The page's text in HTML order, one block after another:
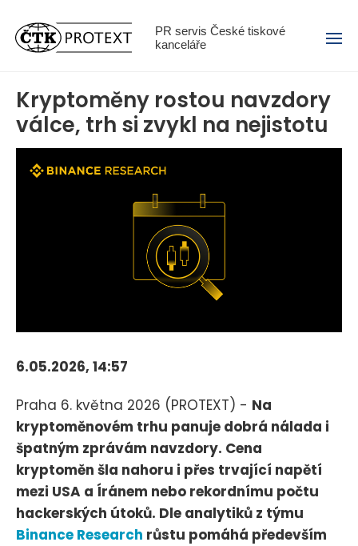
PR servis České tiskové
kanceláře
Menu
Kryptoměny rostou navzdory
válce, trh si zvykl na nejistotu
6.05.2026, 14:57
Praha 6. května 2026 (PROTEXT) - Na
kryptoměnovém trhu panuje dobrá nálada i
špatným zprávám navzdory. Cena
kryptoměn šla nahoru i přes trvající napětí
mezi USA a Íránem nebo rekordnímu počtu
hackerských útoků. Dle analytiků z týmu
Binance Research růstu pomáhá především